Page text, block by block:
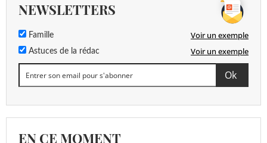
NEWSLETTERS
Famille Voir un exemple
Astuces de la rédac Voir un exemple
EN CE MOMENT